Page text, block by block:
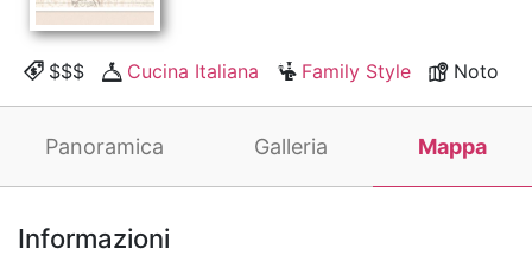
$$$ Cucina Italiana Family Style Noto
Panoramica Galleria Mappa
Informazioni